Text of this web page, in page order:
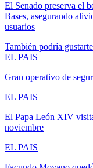
El Senado preserva el
Bases, asegurando
usuarios
También podría gustarte
EL PAIS
Gran operativo de
EL PAIS
El Papa León XIV
noviembre
EL PAIS